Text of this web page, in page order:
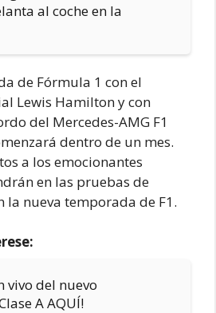
al coche en la
de Fórmula 1 con el
Lewis Hamilton y con
del Mercedes-AMG F1
dentro de un mes.
a los emocionantes
en las pruebas de
la nueva temporada de F1.
vivo del nuevo
A AQUÍ!